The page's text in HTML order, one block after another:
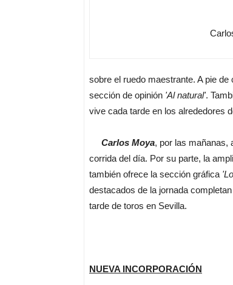
sobre el ruedo maestrante. A pie de
sección de opinión 'Al natural'.
vive cada tarde en los alrededores
Carlos Moya, por las mañanas,
corrida del día. Por su parte, la
también ofrece la sección gráfica
destacados de la jornada
tarde de toros en Sevilla.
NUEVA INCORPORACIÓN